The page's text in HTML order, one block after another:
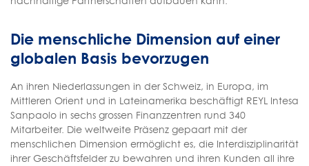
Die menschliche Dimension auf einer
globalen Basis bevorzugen
An ihren Niederlassungen in der Schweiz, in Europa, im
Mittleren Orient und in Lateinamerika beschäftigt REYL Intesa
Sanpaolo in sechs grossen Finanzzentren rund 340
Mitarbeiter. Die weltweite Präsenz gepaart mit der
menschlichen Dimension ermöglicht es, die Interdisziplinarität
ihrer Geschäftsfelder zu bewahren und ihren Kunden all ihre